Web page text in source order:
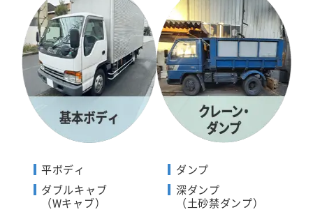
平ボディ
ダブルキャブ
（Wキャブ）
ダンプ
深ダンプ
（土砂禁ダンプ）